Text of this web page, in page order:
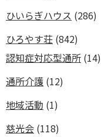
ひいらぎハウス (286)
ひろやす荘 (842)
認知症対応型通所 (14)
通所介護 (12)
地域活動 (1)
慈光会 (118)